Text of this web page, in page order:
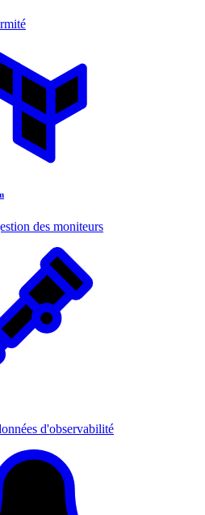
des moniteurs
d'observabilité